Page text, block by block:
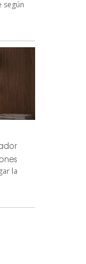
según
la